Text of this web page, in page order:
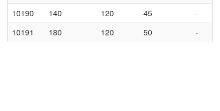
10190
140 120 45
-
10191
180 120 50 -